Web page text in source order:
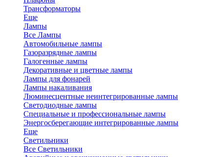
Трансформаторы
Еще
Лампы
Все Лампы
Автомобильные лампы
Газоразрядные лампы
Галогенные лампы
Декоративные и цветные лампы
Лампы для фонарей
Лампы накаливания
Люминесцентные неинтегрированные лампы
Светодиодные лампы
Специальные и профессиональные лампы
Энергосберегающие интегрированные лампы
Еще
Светильники
Все Светильники